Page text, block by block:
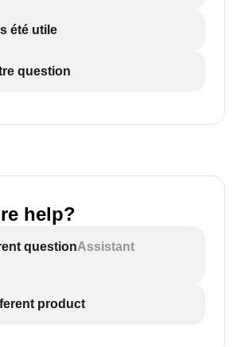
été utile
question
help?
questionAssistant
product